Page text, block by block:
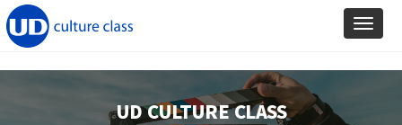
UD CULTURE CLASS